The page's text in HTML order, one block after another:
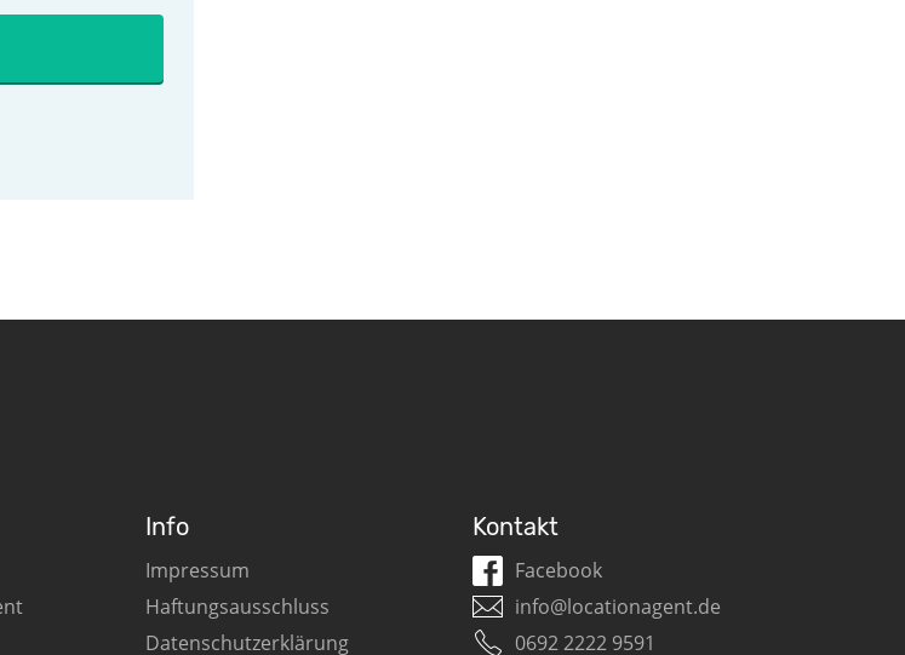
Info
Impressum
Haftungsausschluss
Datenschutzerklärung
Kontakt
Facebook
info@locationagent.de
0692 2222 9591